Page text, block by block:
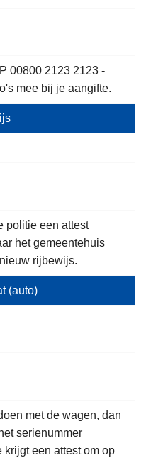
00800 2123 2123 -
mee bij je aangifte.
politie een attest
het gemeentehuis
rijbewijs.
(auto)
met de wagen, dan
serienummer
krijgt een attest om op